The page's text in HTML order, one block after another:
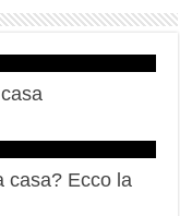
casa? Ecco la